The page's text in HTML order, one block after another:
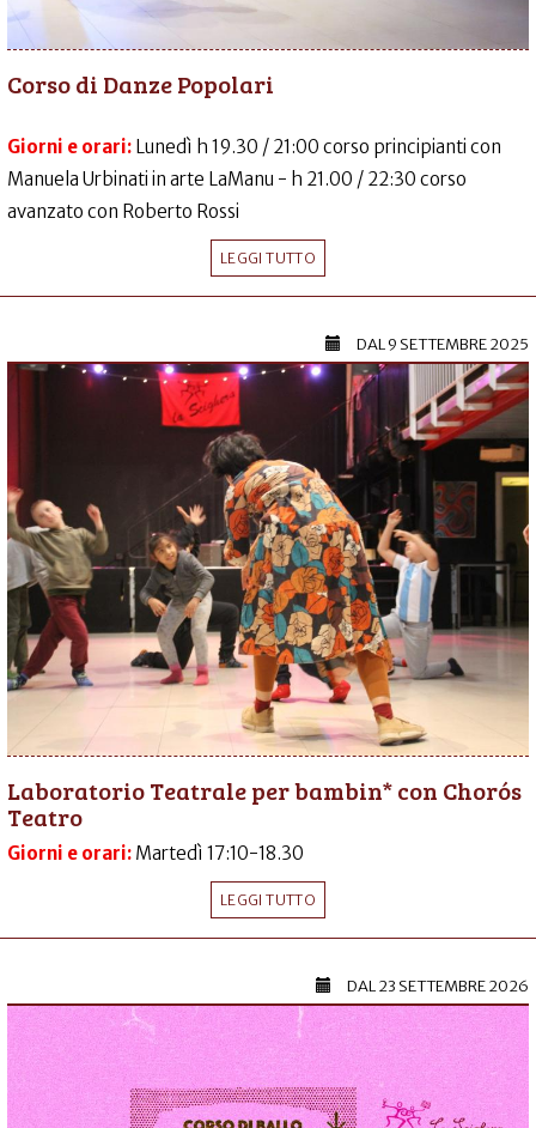
Corso di Danze Popolari
Giorni e orari: Lunedì h 19.30 / 21:00 corso principianti con
Manuela Urbinati in arte LaManu - h 21.00 / 22:30 corso
avanzato con Roberto Rossi
LEGGI TUTTO
DAL9 SETTEMBRE 2025
Laboratorio Teatrale per bambin* con Chorós
Teatro
Giorni e orari: Martedì 17:10-18.30
LEGGI TUTTO
DAL23 SETTEMBRE 2026